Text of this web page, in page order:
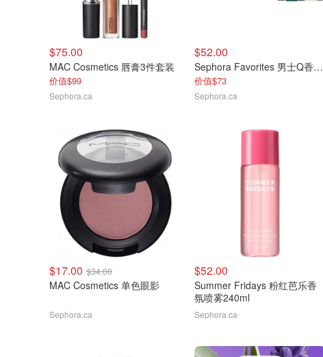
$75.00
MAC Cosmetics 唇膏3件套装
价值$99
Sephora.ca
$52.00
Sephora Favorites 男士Q香5支礼盒
价值$73
Sephora.ca
$17.00 $34.00
MAC Cosmetics 单色眼影
Sephora.ca
$52.00
Summer Fridays 粉红芭乐香
氛喷雾240ml
Sephora.ca